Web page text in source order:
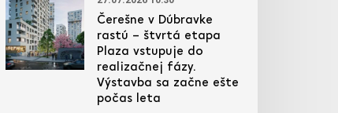
Čerešne v Dúbravke
rastú – štvrtá etapa
Plaza vstupuje do
realizačnej fázy.
Výstavba sa začne ešte
počas leta